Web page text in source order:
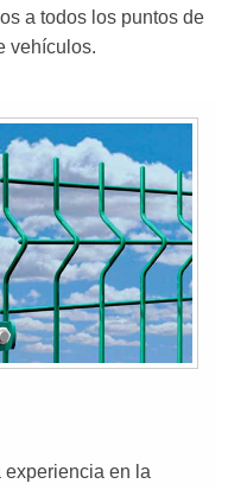
a todos los puntos de
vehículos.
experiencia en la